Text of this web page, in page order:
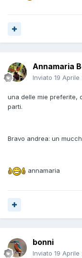
Annamaria
Inviato 19 Aprile
una delle mie preferite,
parti.
Bravo andrea: un
annamaria
bonni
Inviato 19 Aprile